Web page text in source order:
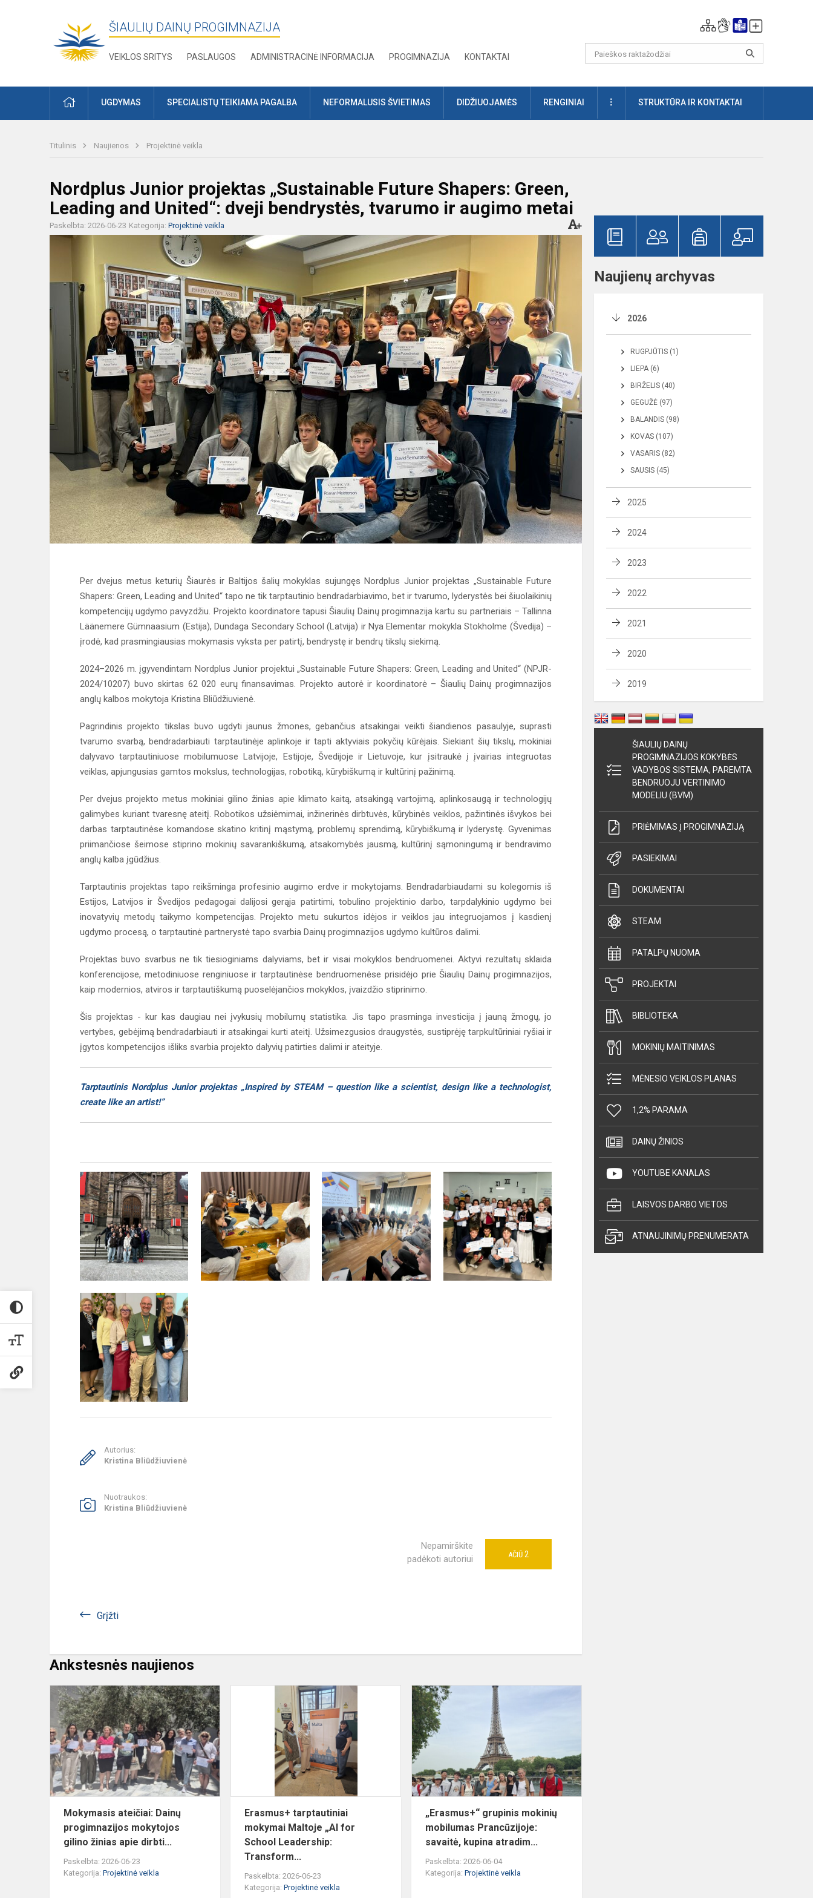
ŠIAULIŲ DAINŲ PROGIMNAZIJA
VEIKLOS SRITYS PASLAUGOS ADMINISTRACINĖ INFORMACIJA PROGIMNAZIJA KONTAKTAI
PRADŽIAUGDYMAS SPECIALISTŲ TEIKIAMA PAGALBA NEFORMALUSIS ŠVIETIMAS DIDŽIUOJAMĖS RENGINIAI DAUGIAUSTRUKTŪRA IR KONTAKTAI
Titulinis Naujienos Projektinė veikla
Nordplus Junior projektas „Sustainable Future Shapers: Green,
Leading and United“: dveji bendrystės, tvarumo ir augimo metai
Paskelbta: 2026-06-23 Kategorija: Projektinė veikla
Per dvejus metus keturių Šiaurės ir Baltijos šalių mokyklas sujungęs Nordplus Junior projektas „Sustainable Future
Shapers: Green, Leading and United“ tapo ne tik tarptautinio bendradarbiavimo, bet ir tvarumo, lyderystės bei šiuolaikinių
kompetencijų ugdymo pavyzdžiu. Projekto koordinatore tapusi Šiaulių Dainų progimnazija kartu su partneriais – Tallinna
Läänemere Gümnaasium (Estija), Dundaga Secondary School (Latvija) ir Nya Elementar mokykla Stokholme (Švedija) –
įrodė, kad prasmingiausias mokymasis vyksta per patirtį, bendrystę ir bendrų tikslų siekimą.
2024–2026 m. įgyvendintam Nordplus Junior projektui „Sustainable Future Shapers: Green, Leading and United“ (NPJR-
2024/10207) buvo skirtas 62 020 eurų finansavimas. Projekto autorė ir koordinatorė – Šiaulių Dainų progimnazijos
anglų kalbos mokytoja Kristina Bliūdžiuvienė.
Pagrindinis projekto tikslas buvo ugdyti jaunus žmones, gebančius atsakingai veikti šiandienos pasaulyje, suprasti
tvarumo svarbą, bendradarbiauti tarptautinėje aplinkoje ir tapti aktyviais pokyčių kūrėjais. Siekiant šių tikslų, mokiniai
dalyvavo tarptautiniuose mobilumuose Latvijoje, Estijoje, Švedijoje ir Lietuvoje, kur įsitraukė į įvairias integruotas
veiklas, apjungusias gamtos mokslus, technologijas, robotiką, kūrybiškumą ir kultūrinį pažinimą.
Per dvejus projekto metus mokiniai gilino žinias apie klimato kaitą, atsakingą vartojimą, aplinkosaugą ir technologijų
galimybes kuriant tvaresnę ateitį. Robotikos užsiėmimai, inžinerinės dirbtuvės, kūrybinės veiklos, pažintinės išvykos bei
darbas tarptautinėse komandose skatino kritinį mąstymą, problemų sprendimą, kūrybiškumą ir lyderystę. Gyvenimas
priimančiose šeimose stiprino mokinių savarankiškumą, atsakomybės jausmą, kultūrinį sąmoningumą ir bendravimo
anglų kalba įgūdžius.
Tarptautinis projektas tapo reikšminga profesinio augimo erdve ir mokytojams. Bendradarbiaudami su kolegomis iš
Estijos, Latvijos ir Švedijos pedagogai dalijosi gerąja patirtimi, tobulino projektinio darbo, tarpdalykinio ugdymo bei
inovatyvių metodų taikymo kompetencijas. Projekto metu sukurtos idėjos ir veiklos jau integruojamos į kasdienį
ugdymo procesą, o tarptautinė partnerystė tapo svarbia Dainų progimnazijos ugdymo kultūros dalimi.
Projektas buvo svarbus ne tik tiesioginiams dalyviams, bet ir visai mokyklos bendruomenei. Aktyvi rezultatų sklaida
konferencijose, metodiniuose renginiuose ir tarptautinėse bendruomenėse prisidėjo prie Šiaulių Dainų progimnazijos,
kaip modernios, atviros ir tarptautiškumą puoselėjančios mokyklos, įvaizdžio stiprinimo.
Šis projektas - kur kas daugiau nei įvykusių mobilumų statistika. Jis tapo prasminga investicija į jauną žmogų, jo
vertybes, gebėjimą bendradarbiauti ir atsakingai kurti ateitį. Užsimezgusios draugystės, sustiprėję tarpkultūriniai ryšiai ir
įgytos kompetencijos išliks svarbia projekto dalyvių patirties dalimi ir ateityje.
Tarptautinis Nordplus Junior projektas „Inspired by STEAM – question like a scientist, design like a technologist,
create like an artist!”
Autorius:
Kristina Bliūdžiuvienė
Nuotraukos:
Kristina Bliūdžiuvienė
Nepamirškite
padėkoti autoriui
AČIŪ 2
Grįžti
Ankstesnės naujienos
Mokymasis
ateičiai:
Dainų
progimnazijos
mokytojos
gilino
ži...
Mokymasis ateičiai: Dainų
progimnazijos mokytojos
gilino žinias apie dirbti...
Paskelbta: 2026-06-23
Kategorija: Projektinė veikla
Erasmus+
tarptautiniai
mokymai
Maltoje
„AI
for
School
Leade...
Erasmus+ tarptautiniai
mokymai Maltoje „AI for
School Leadership:
Transform...
Paskelbta: 2026-06-23
Kategorija:Projektinė veikla
savaitė...
„Erasmus+“ grupinis mokinių
mobilumas Prancūzijoje:
savaitė, kupina atradim...
Paskelbta: 2026-06-04
Kategorija:Projektinė veikla
Naujienų archyvas
2026
RUGPJŪTIS (1)
LIEPA (6)
BIRŽELIS (40)
GEGUŽĖ (97)
BALANDIS (98)
KOVAS (107)
VASARIS (82)
SAUSIS (45)
2025
2024
2023
2022
2021
2020
2019
ŠIAULIŲ DAINŲ
PROGIMNAZIJOS KOKYBĖS
VADYBOS SISTEMA, PAREMTA
BENDRUOJU VERTINIMO
MODELIU (BVM)
PRIĖMIMAS Į PROGIMNAZIJĄ
PASIEKIMAI
DOKUMENTAI
STEAM
PATALPŲ NUOMA
PROJEKTAI
BIBLIOTEKA
MOKINIŲ MAITINIMAS
MĖNESIO VEIKLOS PLANAS
1,2% PARAMA
DAINŲ ŽINIOS
YOUTUBE KANALAS
LAISVOS DARBO VIETOS
ATNAUJINIMŲ PRENUMERATA